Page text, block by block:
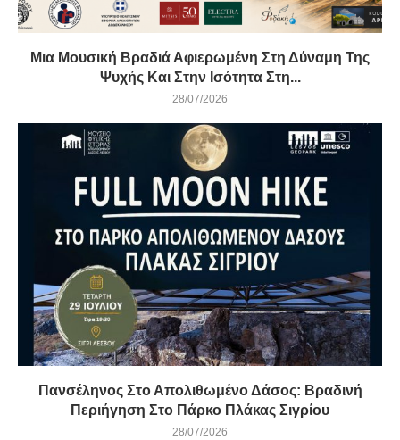
Μια Μουσική Βραδιά Αφιερωμένη Στη Δύναμη Της
Ψυχής Και Στην Ισότητα Στη...
28/07/2026
Πανσέληνος Στο Απολιθωμένο Δάσος: Βραδινή
Περιήγηση Στο Πάρκο Πλάκας Σιγρίου
28/07/2026